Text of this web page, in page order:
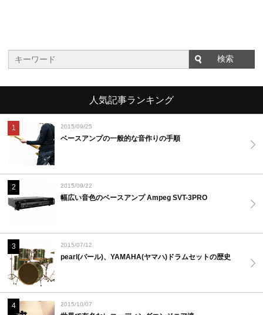
人気記事ランキング
1 2015/09/25
ベースアンプの一般的な音作りの手順
2 2015/09/22
幅広い音色のベースアンプ Ampeg SVT-3PRO
3 2015/07/12
pearl(パール)、YAMAHA(ヤマハ)ドラムセットの歴史
4 2015/10/07